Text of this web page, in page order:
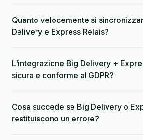
Quanto velocemente si
Delivery e Express Relais?
L'integrazione Big Delivery +
sicura e conforme al GDPR?
Cosa succede se Big Delivery o
restituiscono un errore?